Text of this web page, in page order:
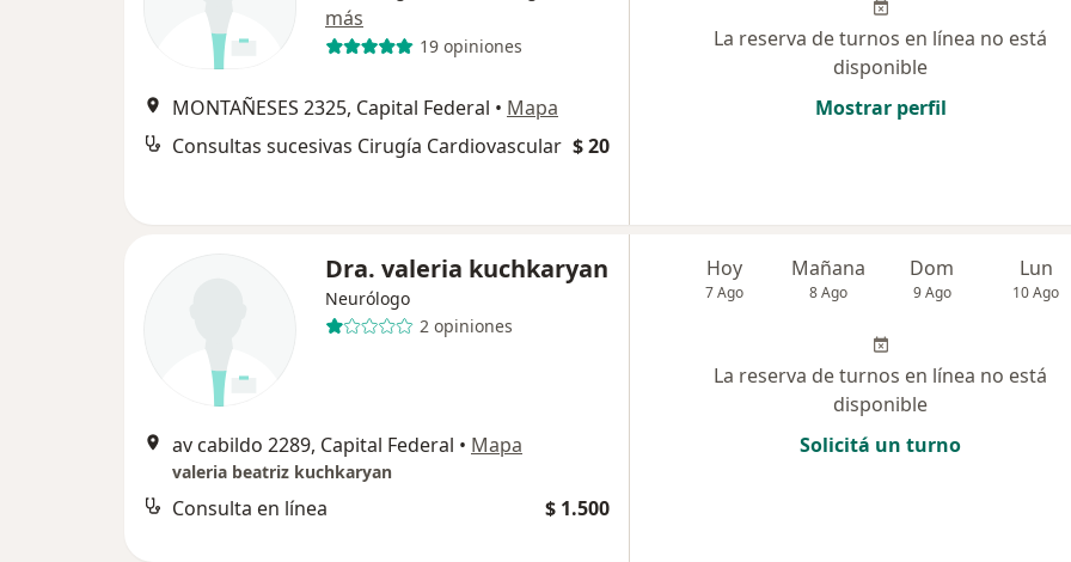
más
19 opiniones
MONTAÑESES 2325, Capital Federal • Mapa
Consultas sucesivas Cirugía Cardiovascular $ 20
La reserva de turnos en línea no está
disponible
Mostrar perfil
Dra. valeria kuchkaryan
Neurólogo
2 opiniones
av cabildo 2289, Capital Federal • Mapa
valeria beatriz kuchkaryan
Consulta en línea $ 1.500
Hoy
7 Ago
Mañana
8 Ago
Dom
9 Ago
Lun
10 Ago
La reserva de turnos en línea no está
disponible
Solicitá un turno